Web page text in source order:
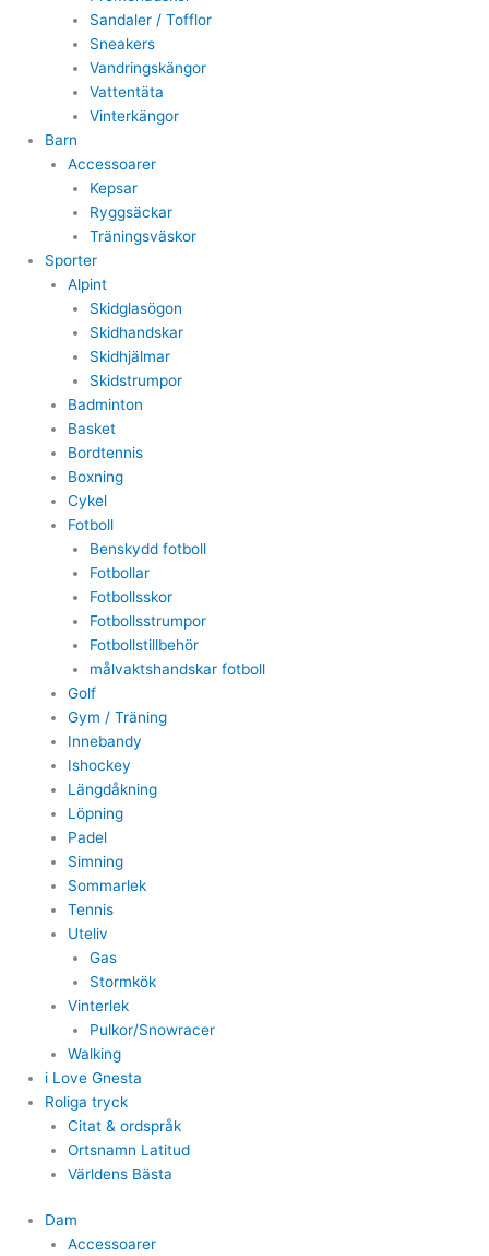
Sandaler / Tofflor
Sneakers
Vandringskängor
Vattentäta
Vinterkängor
Barn
Accessoarer
Kepsar
Ryggsäckar
Träningsväskor
Sporter
Alpint
Skidglasögon
Skidhandskar
Skidhjälmar
Skidstrumpor
Badminton
Basket
Bordtennis
Boxning
Cykel
Fotboll
Benskydd fotboll
Fotbollar
Fotbollsskor
Fotbollsstrumpor
Fotbollstillbehör
målvaktshandskar fotboll
Golf
Gym / Träning
Innebandy
Ishockey
Längdåkning
Löpning
Padel
Simning
Sommarlek
Tennis
Uteliv
Gas
Stormkök
Vinterlek
Pulkor/Snowracer
Walking
i Love Gnesta
Roliga tryck
Citat & ordspråk
Ortsnamn Latitud
Världens Bästa
Dam
Accessoarer